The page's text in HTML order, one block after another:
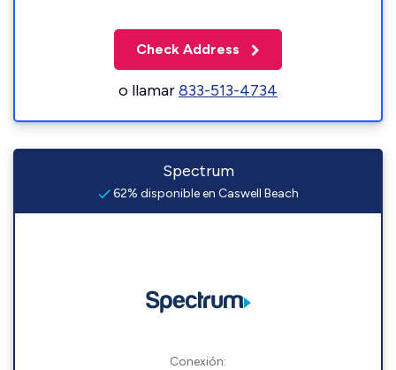
Check Address
o llamar833-513-4734
Spectrum
62% disponible en Caswell Beach
Conexión: